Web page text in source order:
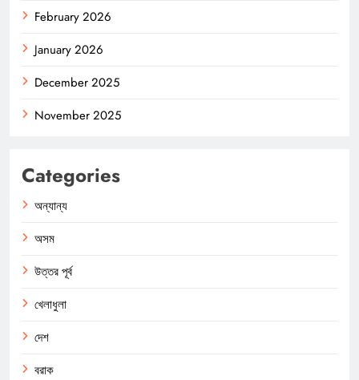
February 2026
January 2026
December 2025
November 2025
Categories
অন্যান্য
অসম
উত্তর পূর্ব
খেলাধুলা
দেশ
বরাক